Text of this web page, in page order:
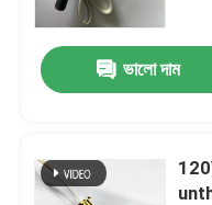
ভালো দাম